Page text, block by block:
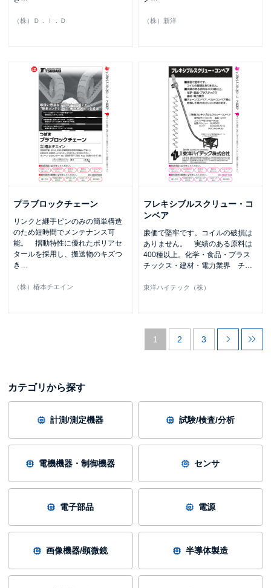
（株）Ｄ．Ｉ．Ｄ （株）新洋
プラブロックチェーン
リンクと継手ピンのみの簡単構造
のため短時間でメンテナンス可
能。 摺動特性に優れたポリアセ
タールを採用し、搬送物のキズつ
き …
（株）椿本チエイン
フレキシブルスクリュー・コ
ンベア
廉価で堅牢です。コイルの破損は
ありません。 実績のある原料は
400種以上。化学・食品・プラス
チックス・建材・電力業界 チ…
東洋ハイテック（株）
1 2 3
カテゴリから探す
計測/測定機器 試験/検査/分析
電機機器・制御機器 センサ
電子部品 電源
画像機器/顕微鏡 半導体製造